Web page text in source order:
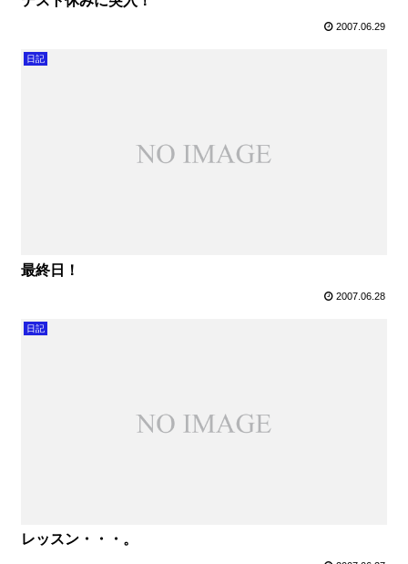
2007.06.29
日記
最終日！
2007.06.28
日記
レッスン・・・。